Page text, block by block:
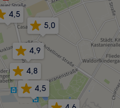
4,8
4,5
5,0
4,9
4,5